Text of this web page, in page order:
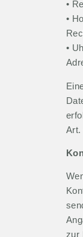
•
•
•
Art.
zur